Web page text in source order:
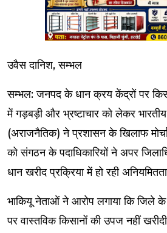
उवैस दानिश, सम्भल
सम्भल: जनपद के धान क्रय केंद्रों पर
में गड़बड़ी और भ्रष्टाचार को लेकर
(अराजनैतिक) ने प्रशासन के खिलाफ
को संगठन के पदाधिकारियों ने अपर
धान खरीद प्रक्रिया में हो रही
भाकियू नेताओं ने आरोप लगाया कि जिले के
पर वास्तविक किसानों की उपज नहीं